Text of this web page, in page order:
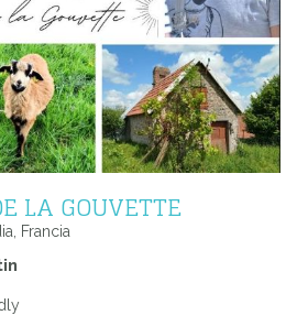
LA GOUVETTE
Francia